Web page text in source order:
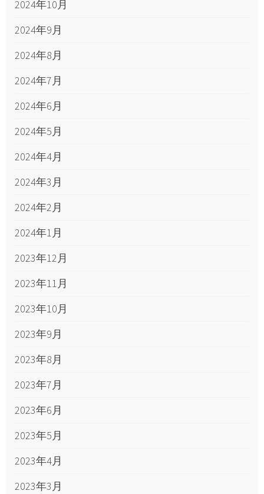
2024年10月
2024年9月
2024年8月
2024年7月
2024年6月
2024年5月
2024年4月
2024年3月
2024年2月
2024年1月
2023年12月
2023年11月
2023年10月
2023年9月
2023年8月
2023年7月
2023年6月
2023年5月
2023年4月
2023年3月